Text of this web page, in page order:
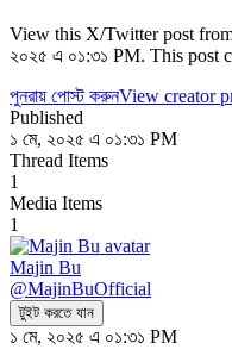
View this X/Twitter post
২০২৫ এ ০১:৩১ PM. This post
পুনরায় পোস্ট করুনView creator
Published
১ মে, ২০২৫ এ ০১:৩১ PM
Thread Items
1
Media Items
1
Majin Bu
@MajinBuOfficial
টুইট করতে যান
১ মে, ২০২৫ এ ০১:৩১ PM